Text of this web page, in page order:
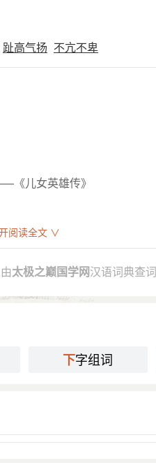
趾高气扬 不亢不卑
《儿女英雄传》
低声下气说话，现在我求你
嫂比鸡骂狗，自己还是该低
阅读全文 ∨
太极之巅国学网汉语词典查词
下字组词